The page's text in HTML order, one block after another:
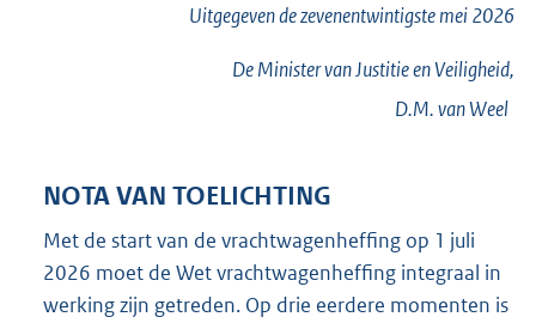
Uitgegeven dezevenentwintigstemei 2026
De Minister van Justitie en Veiligheid,
D.M. vanWeel
NOTA VAN TOELICHTING
Met de start van de vrachtwagenheffing op 1 juli
2026 moet de Wet vrachtwagenheffing integraal in
werking zijn getreden. Op drie eerdere momenten is